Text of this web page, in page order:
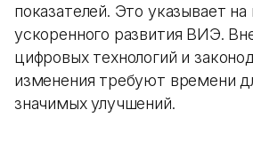
показателей. Это указывает
ускоренного развития ВИЭ.
цифровых технологий и
изменения требуют времени
значимых улучшений.